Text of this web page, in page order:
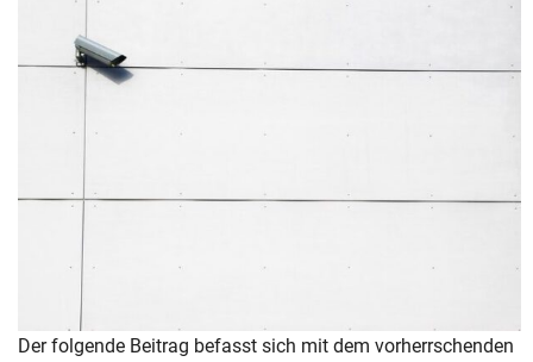
Der folgende Beitrag befasst sich mit dem vorherrschenden